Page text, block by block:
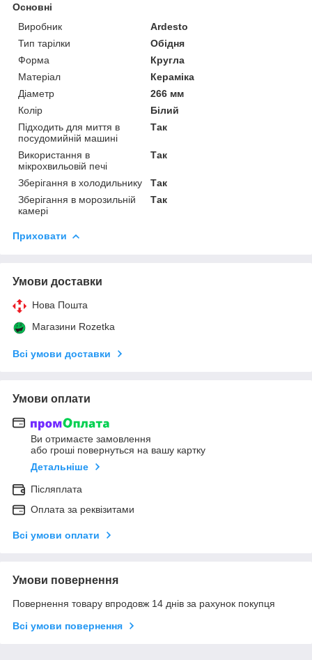
Основні
Виробник
Ardesto
Тип тарілки
Обідня
Форма
Кругла
Матеріал
Кераміка
Діаметр
266 мм
Колір
Білий
Підходить для миття в
посудомийній машині
Так
Використання в
мікрохвильовій печі
Так
Зберігання в холодильнику
Так
Зберігання в морозильній
камері
Так
Приховати
Умови доставки
Нова Пошта
Магазини Rozetka
Всі умови доставки
Умови оплати
Ви отримаєте замовлення
або гроші повернуться на вашу картку
Детальніше
Післяплата
Оплата за реквізитами
Всі умови оплати
Умови повернення
Повернення товару впродовж 14 днів за рахунок покупця
Всі умови повернення